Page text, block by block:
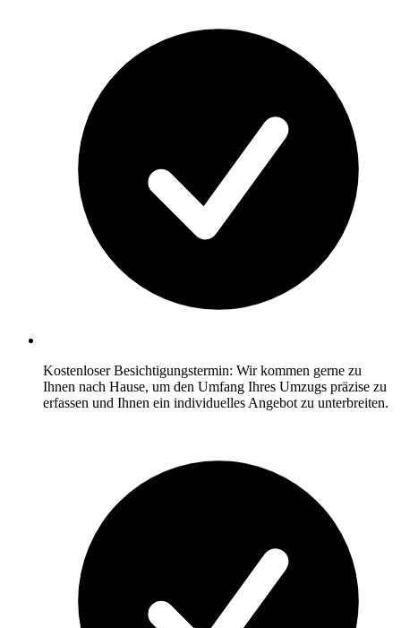
Kostenloser Besichtigungstermin: Wir kommen gerne zu
Ihnen nach Hause, um den Umfang Ihres Umzugs präzise zu
erfassen und Ihnen ein individuelles Angebot zu unterbreiten.